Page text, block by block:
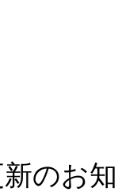
新のお